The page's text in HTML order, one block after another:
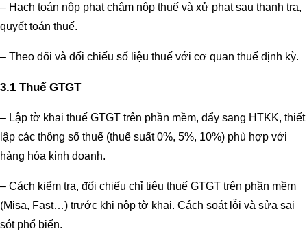
– Hạch toán nộp phạt chậm nộp thuế và xử phạt sau thanh tra,
quyết toán thuế.
– Theo dõi và đối chiếu số liệu thuế với cơ quan thuế định kỳ.
3.1 Thuế GTGT
– Lập tờ khai thuế GTGT trên phần mềm, đẩy sang HTKK, thiết
lập các thông số thuế (thuế suất 0%, 5%, 10%) phù hợp với
hàng hóa kinh doanh.
– Cách kiểm tra, đối chiếu chỉ tiêu thuế GTGT trên phần mềm
(Misa, Fast…) trước khi nộp tờ khai. Cách soát lỗi và sửa sai
sót phổ biến.